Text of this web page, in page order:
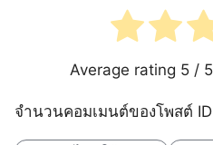
Average rating 5 /
จำนวนคอมเมนต์ของโพสต์